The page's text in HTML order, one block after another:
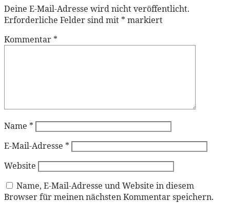
Deine E-Mail-Adresse wird nicht veröffentlicht.
Erforderliche Felder sind mit * markiert
Kommentar *
Name *
E-Mail-Adresse *
Website
Name, E-Mail-Adresse und Website in diesem
Browser für meinen nächsten Kommentar speichern.